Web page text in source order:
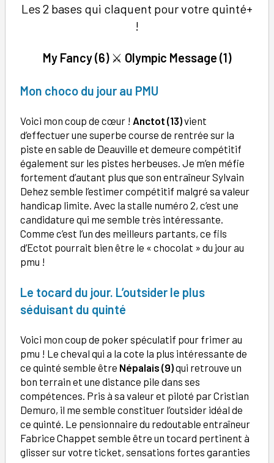
Les 2 bases qui claquent pour votre quinté+
!
My Fancy(6)⚔️ Olympic Message (1)
Mon choco du jour au PMU
Voici mon coup de cœur ! Anctot (13)vient
d’effectuer une superbe course de rentrée sur la
piste en sable de Deauville et demeure compétitif
également sur les pistes herbeuses. Je m’en méfie
fortement d’autant plus que son entraîneur Sylvain
Dehez semble l’estimer compétitif malgré sa valeur
handicap limite. Avec la stalle numéro 2, c’est une
candidature qui me semble très intéressante.
Comme c’est l’un des meilleurs partants, ce fils
d’Ectot pourrait bien être le « chocolat » du jour au
pmu !
Le tocard du jour. L’outsider le plus
séduisant du quinté
Voici mon coup de poker spéculatif pour frimer au
pmu ! Le cheval qui a la cote la plus intéressante de
ce quinté semble être Népalais (9)qui retrouve un
bon terrain et une distance pile dans ses
compétences. Pris à sa valeur et piloté par Cristian
Demuro, il me semble constituer l’outsider idéal de
ce quinté. Le pensionnaire du redoutable entraîneur
Fabrice Chappet semble être un tocard pertinent à
glisser sur votre ticket, sensations fortes garanties